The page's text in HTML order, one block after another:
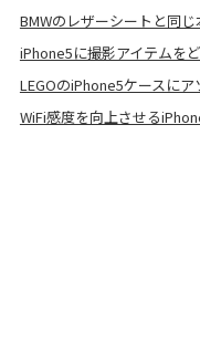
BMWのレザーシートと同
iPhone5に撮影アイテムを
LEGOのiPhone5ケースに
WiFi感度を向上させる